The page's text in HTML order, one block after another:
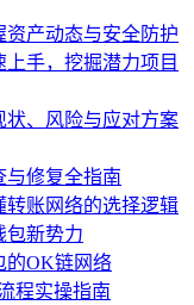
产动态与安全防护
手，挖掘潜力项目
状、风险与应对方案
与修复全指南
转账网络的选择逻辑
包新势力
的OK链网络
程实操指南